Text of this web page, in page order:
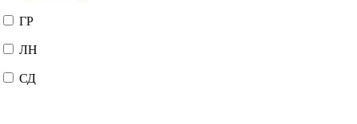
ГР
ЛН
СД